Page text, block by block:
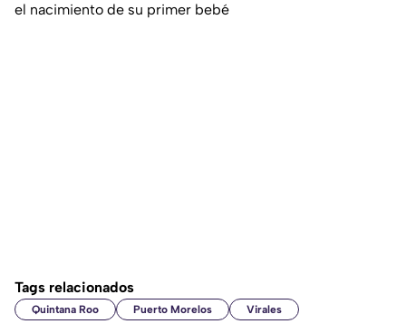
el nacimiento de su primer bebé
Tags relacionados
Quintana Roo Puerto Morelos Virales